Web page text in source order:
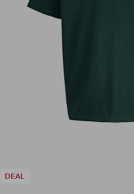
DEAL